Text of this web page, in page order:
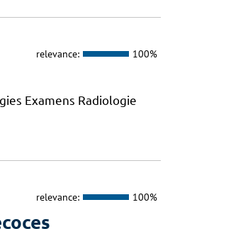
relevance: 100%
Examens Radiologie
relevance: 100%